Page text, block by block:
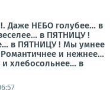
Даже НЕБО голубее… в
в ПЯТНИЦУ !
в ПЯТНИЦУ ! Мы умнее
и нежнее…
хлебосольнее… в